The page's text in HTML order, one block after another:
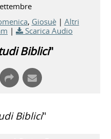
, Giosuè| Altri
| Scarica Audio
Biblici"
Biblici"